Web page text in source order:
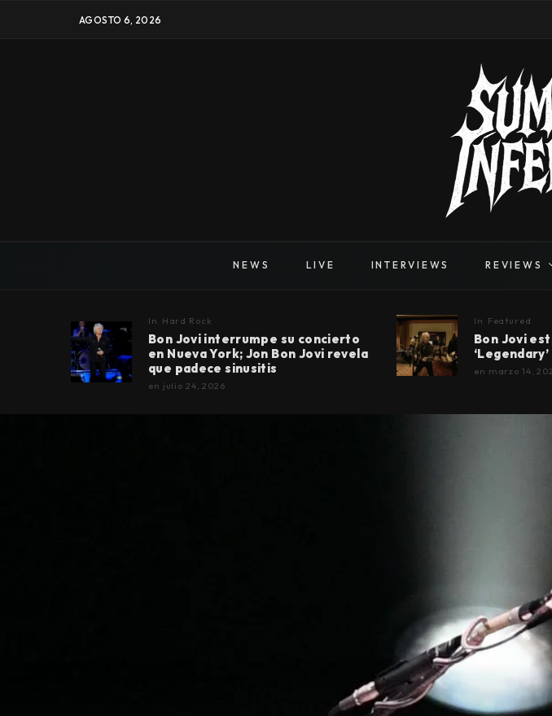
AGOSTO 6, 2026
NEWS LIVE INTERVIEWS REVIEWS
In Hard Rock
Bon Jovi interrumpe su concierto
en Nueva York; Jon Bon Jovi revela
que padece sinusitis
en julio 24, 2026
In Featured
Bon Jovi
‘Legendary’
en marzo 14,